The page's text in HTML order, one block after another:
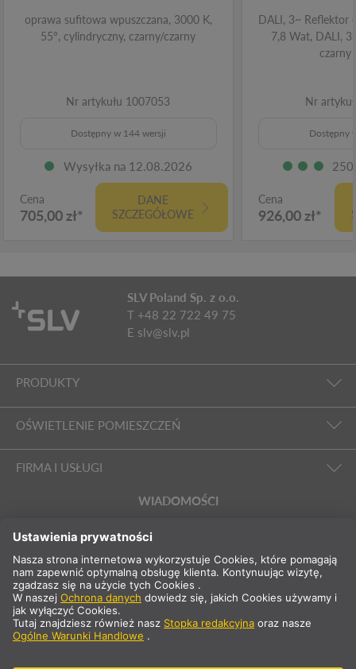
oprawa sufitowa wpuszczana, 3000 K,
55°, cylindryczny, czarny/czarny
Nr artykułu 1007053
Dostępny w 144 wersji
Wysyłka na 12.08.2026
Cena
705,00 zł*
DANE
SZCZEGÓŁOWE
DALI, 3~ Reflektor
7,8 Wat, DALI,
czarny
Nr
Dostępny
Cena
926,00 zł*
SLV Poland Sp. z o.o.
T +48 22 722 49 75
E slv@slv.pl
PRODUKTY
OŚWIETLENIE POMIESZCZEŃ
FIRMA I USŁUGI
WIADOMOŚCI
Wybierz kraj
* nie zawiera 23% VAT i kosztów wysyłki .Cena tylko dla klientów
komercyjnych/zarejestrowanych.
** Podane wartości stanowią średnie czasy dostawy i odnoszą się
do standardowych dostaw na terenie Europy kontynentalnej i pod
warunkiem, że zamówienie zostanie odebrane do godziny 13:00.